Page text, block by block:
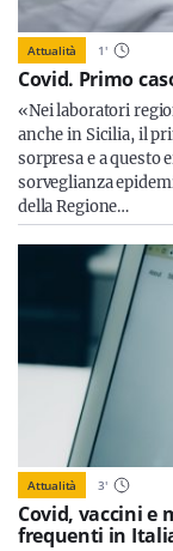
Attualità 1'
Covid. Primo
«Nei laboratori
anche in Sicilia, il
sorpresa e a questo
sorveglianza
della Regione…
Attualità 3'
Covid, vaccini e
frequenti in